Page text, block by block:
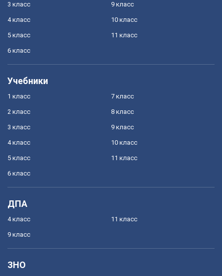
3 класс
4 класс
5 класс
6 класс
9 класс
10 класс
11 класс
Учебники
1 класс
2 класс
3 класс
4 класс
5 класс
6 класс
7 класс
8 класс
9 класс
10 класс
11 класс
ДПА
4 класс
9 класс
11 класс
ЗНО